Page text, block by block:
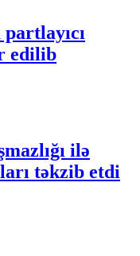
edilib
ilə
təkzib etdi